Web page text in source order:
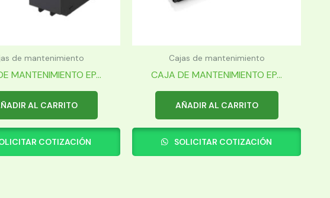
de mantenimiento
MANTENIMIENTO EP...
AL CARRITO
COTIZACIÓN
Cajas de mantenimiento
CAJA DE MANTENIMIENTO EP...
AÑADIR AL CARRITO
SOLICITAR COTIZACIÓN